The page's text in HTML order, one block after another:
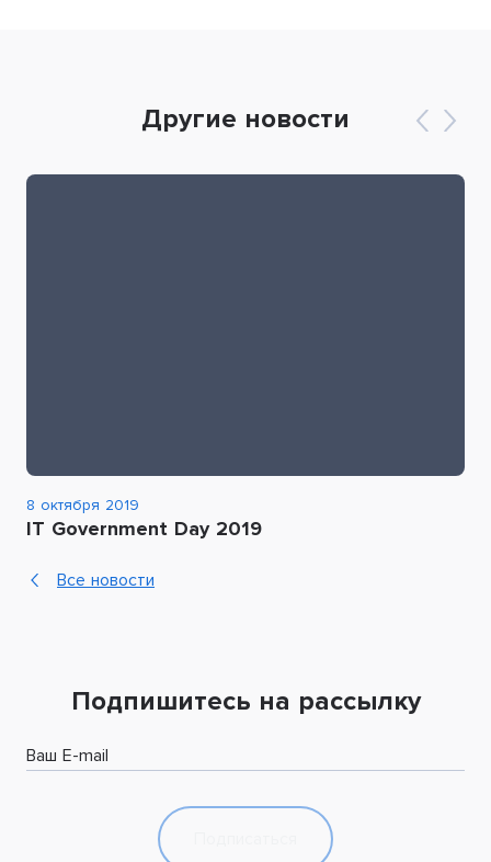
Другие новости
8 октября 2019
IT Government Day 2019
Все новости
Подпишитесь на рассылку
Ваш E-mail